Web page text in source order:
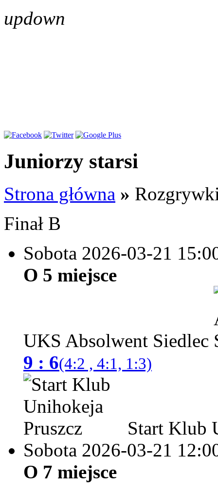
updown
Juniorzy starsi
Strona główna »
Finał B
Sobota 2026-03-21
O 5 miejsce
UKS Absolwent Siedlec
9 : 6(4:2 , 4:1, 1:3)
Start Klub
Sobota 2026-03-21
O 7 miejsce